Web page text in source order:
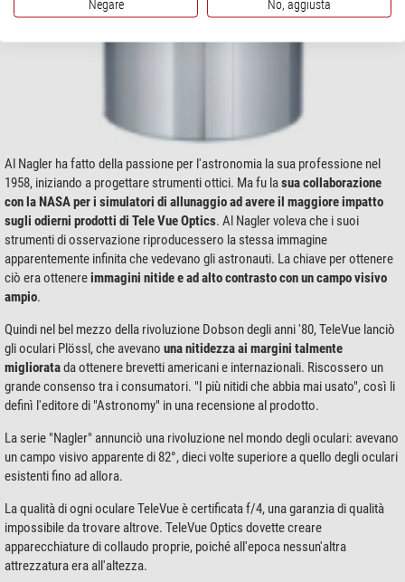
Al Nagler ha fatto della passione per l'astronomia la sua professione nel
1958, iniziando a progettare strumenti ottici. Ma fu lasua collaborazione
con la NASA per i simulatori di allunaggio ad avere il maggiore impatto
sugli odierni prodotti di Tele Vue Optics. Al Nagler voleva che i suoi
strumenti di osservazione riproducessero la stessa immagine
apparentemente infinita che vedevano gli astronauti. La chiave per ottenere
ciò era ottenereimmagini nitide e ad alto contrasto con un campo visivo
ampio.
Quindi nel bel mezzo della rivoluzione Dobson degli anni '80, TeleVue lanciò
gli oculari Plössl, che avevano una nitidezza ai margini talmente
miglioratada ottenere brevetti americani e internazionali. Riscossero un
grande consenso tra i consumatori. "I più nitidi che abbia mai usato", così li
definì l'editore di "Astronomy" in una recensione al prodotto.
La serie "Nagler" annunciò una rivoluzione nel mondo degli oculari: avevano
un campo visivo apparente di 82°, dieci volte superiore a quello degli oculari
esistenti fino ad allora.
La qualità di ogni oculare TeleVue è certificata f/4, una garanzia di qualità
impossibile da trovare altrove. TeleVue Optics dovette creare
apparecchiature di collaudo proprie, poiché all'epoca nessun'altra
attrezzatura era all'altezza.
Negare No, aggiusta